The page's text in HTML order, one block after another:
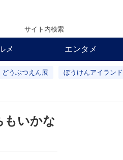
サイト内検索
メ エンタメ
どうぶつえん展 ぼうけんアイランド
いかな